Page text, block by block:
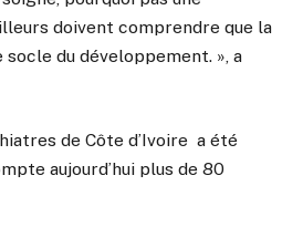
doivent comprendre que la
du développement. », a
de Côte d’Ivoire a été
aujourd’hui plus de 80